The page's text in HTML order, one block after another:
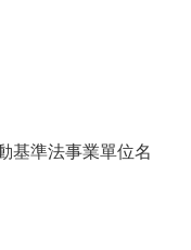
基準法事業單位名